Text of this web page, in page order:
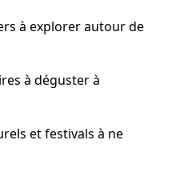
à explorer autour de
à déguster à
et festivals à ne